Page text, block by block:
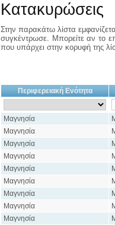
Κατακυρώσεις
Στην παρακάτω λίστα
συγκέντρωσε. Μπορείτε αν το
που υπάρχει στην κορυφή της
Περιφερειακή Ενότητα
Μαγνησία
Μαγνησία
Μαγνησία
Μαγνησία
Μαγνησία
Μαγνησία
Μαγνησία
Μαγνησία
Μαγνησία